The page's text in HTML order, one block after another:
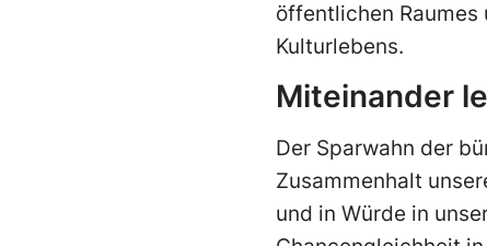
öffentlichen
Kulturlebens.
Miteinander
Der Sparwahn der
Zusammenhalt
und in Würde in